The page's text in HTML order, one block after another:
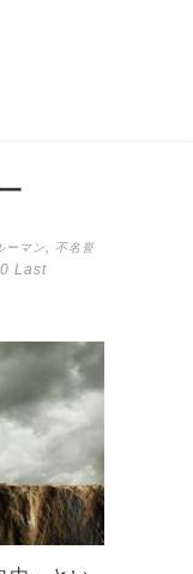
ーマン
不名誉
Last